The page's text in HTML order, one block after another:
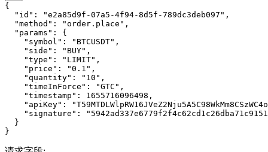
{
  "id"
: "e2a85d9f-07a5-4f94-8d5f-789dc3deb097" ,
  "method"
: "order.place" ,
  "params"
: {
    "symbol"
: "BTCUSDT" ,
    "side"
: "BUY" ,
    "type"
: "LIMIT" ,
    "price"
: "0.1" ,
    "quantity"
: "10" ,
    "timeInForce"
: "GTC" ,
    "timestamp"
: 1655716096498 ,
    "apiKey"
:
    "signature"
:
  }
}